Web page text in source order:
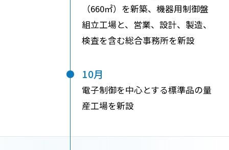
（660㎡）を新築、機器用制御盤
組立工場と、営業、設計、製造、
検査を含む総合事務所を新設
10月
電子制御を中心とする標準品の量
産工場を新設